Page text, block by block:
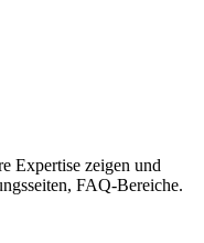
Expertise zeigen und
FAQ-Bereiche.